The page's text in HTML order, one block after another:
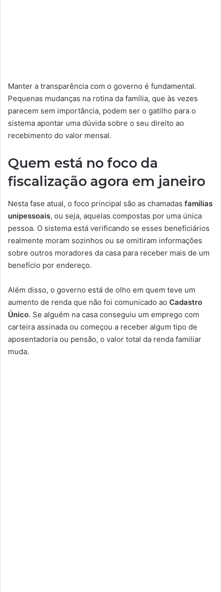
Manter a transparência com o governo é fundamental.
Pequenas mudanças na rotina da família, que às vezes
parecem sem importância, podem ser o gatilho para o
sistema apontar uma dúvida sobre o seu direito ao
recebimento do valor mensal.
Quem está no foco da
fiscalização agora em janeiro
Nesta fase atual, o foco principal são as chamadas famílias
unipessoais, ou seja, aquelas compostas por uma única
pessoa. O sistema está verificando se esses beneficiários
realmente moram sozinhos ou se omitiram informações
sobre outros moradores da casa para receber mais de um
benefício por endereço.
Além disso, o governo está de olho em quem teve um
aumento de renda que não foi comunicado ao Cadastro
Único. Se alguém na casa conseguiu um emprego com
carteira assinada ou começou a receber algum tipo de
aposentadoria ou pensão, o valor total da renda familiar
muda.